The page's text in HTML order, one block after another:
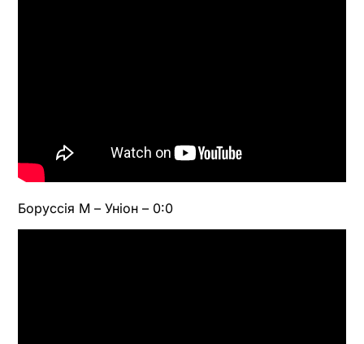
Боруссія М – Уніон – 0:0